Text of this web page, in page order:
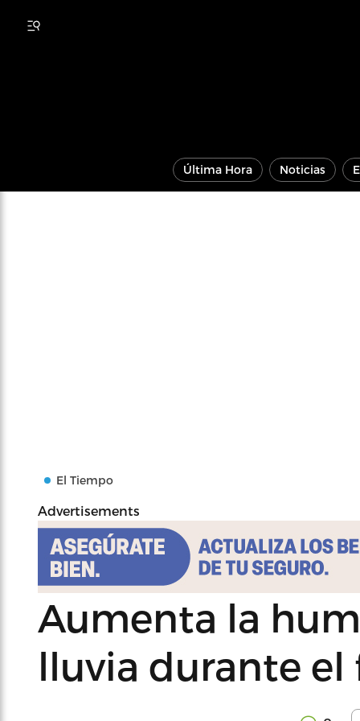
Última Hora Noticias
El Tiempo
Advertisements
Aumenta la
lluvia durante el